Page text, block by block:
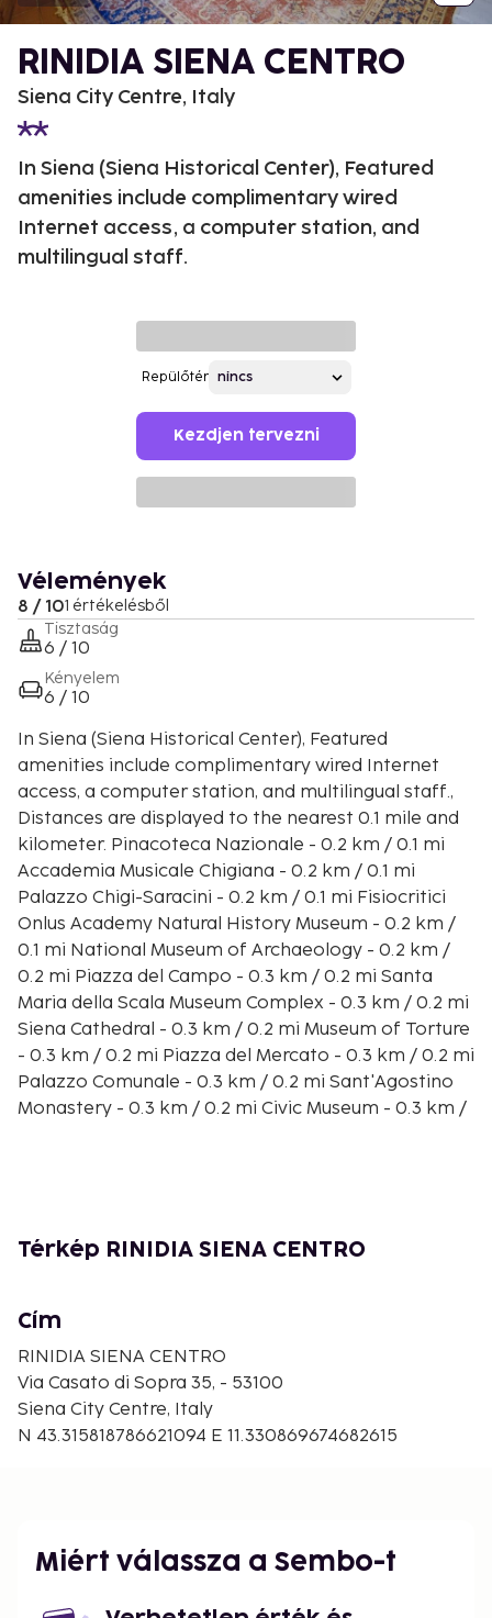
RINIDIA SIENA CENTRO
Siena City Centre, Italy
In Siena (Siena Historical Center), Featured
amenities include complimentary wired
Internet access, a computer station, and
multilingual staff.
Repülőtér
Kezdjen tervezni
Vélemények
8 / 101 értékelésből
Tisztaság
6 / 10
Kényelem
6 / 10
In Siena (Siena Historical Center), Featured
amenities include complimentary wired Internet
access, a computer station, and multilingual staff.,
Distances are displayed to the nearest 0.1 mile and
kilometer. Pinacoteca Nazionale - 0.2 km / 0.1 mi
Accademia Musicale Chigiana - 0.2 km / 0.1 mi
Palazzo Chigi-Saracini - 0.2 km / 0.1 mi Fisiocritici
Onlus Academy Natural History Museum - 0.2 km /
0.1 mi National Museum of Archaeology - 0.2 km /
0.2 mi Piazza del Campo - 0.3 km / 0.2 mi Santa
Maria della Scala Museum Complex - 0.3 km / 0.2 mi
Siena Cathedral - 0.3 km / 0.2 mi Museum of Torture
- 0.3 km / 0.2 mi Piazza del Mercato - 0.3 km / 0.2 mi
Palazzo Comunale - 0.3 km / 0.2 mi Sant'Agostino
Monastery - 0.3 km / 0.2 mi Civic Museum - 0.3 km /
Térkép RINIDIA SIENA CENTRO
Cím
RINIDIA SIENA CENTRO
Via Casato di Sopra 35, - 53100
Siena City Centre, Italy
N 43.315818786621094 E 11.330869674682615
Miért válassza a Sembo-t